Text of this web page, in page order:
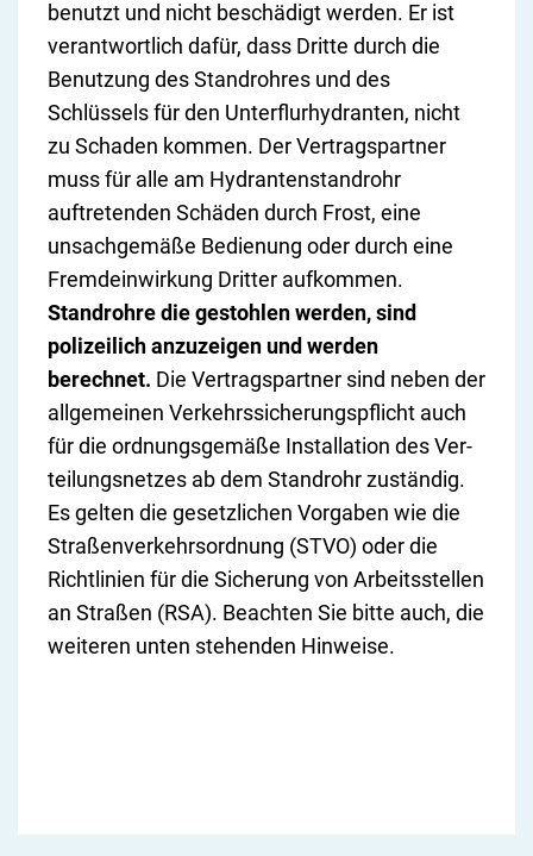
benutzt und nicht beschädigt werden. Er ist
verantwortlich dafür, dass Dritte durch die
Benutzung des Standrohres und des
Schlüssels für den Unterflurhydranten, nicht
zu Schaden kommen. Der Vertragspartner
muss für alle am Hydrantenstandrohr
auftretenden Schäden durch Frost, eine
unsachgemäße Bedienung oder durch eine
Fremdeinwirkung Dritter aufkommen.
Standrohre die gestohlen werden, sind
polizeilich anzuzeigen und werden
berechnet. Die Vertragspartner sind ne­ben der
all­ge­mei­nen Ver­kehrs­si­che­rungs­pflicht auch
für die ord­nungs­ge­mä­ße In­stal­la­ti­on des Ver­
tei­lungs­net­zes ab dem Stan­d­rohr zu­stän­dig.
Es gelten die ge­setz­li­chen Vor­ga­ben wie die
Straßenverkehrsordnung (STVO) oder die
Richtlinien für die Sicherung von Arbeitsstellen
an Straßen (RSA). Beachten Sie bitte auch, die
weiteren unten stehenden Hinweise.